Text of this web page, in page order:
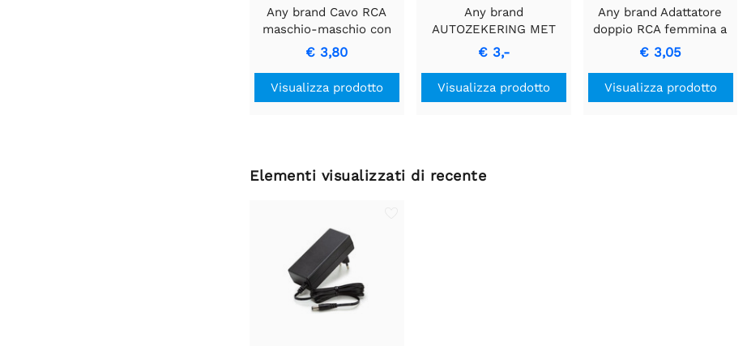
Any brand Cavo RCA
maschio-maschio con
anello nero per
trasferimento di
segnale di alta qualità.
€ 3,80
Visualizza prodotto
Any brand
AUTOZEKERING MET
CONTROLELAMPJE -
Fusibile blu da 15A
€ 3,-
Visualizza prodotto
Any brand Adattatore
doppio RCA femmina a
RCA femmina
€ 3,05
Visualizza prodotto
Elementi visualizzati di recente